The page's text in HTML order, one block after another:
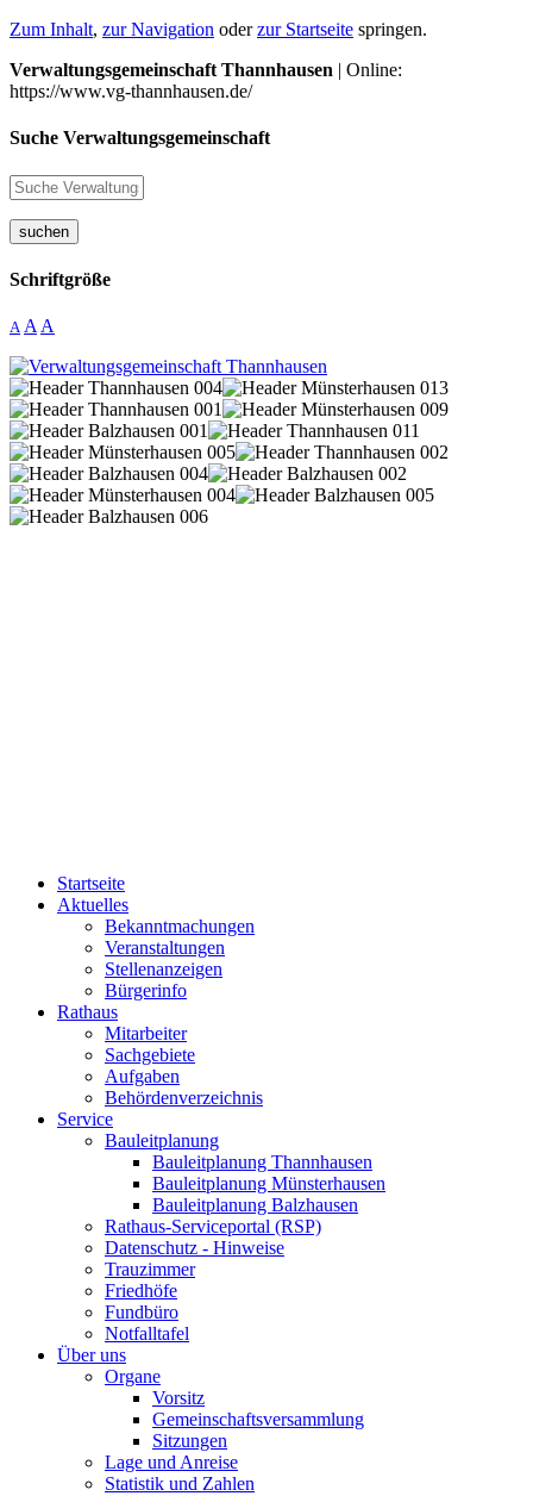
Zum Inhalt, zur Navigation oderzur Startseite springen.
Verwaltungsgemeinschaft Thannhausen | Online:
https://www.vg-thannhausen.de/
Suche Verwaltungsgemeinschaft
suchen
Schriftgröße
A A A
Startseite
Aktuelles
Bekanntmachungen
Veranstaltungen
Stellenanzeigen
Bürgerinfo
Rathaus
Mitarbeiter
Sachgebiete
Aufgaben
Behördenverzeichnis
Service
Bauleitplanung
Bauleitplanung Thannhausen
Bauleitplanung Münsterhausen
Bauleitplanung Balzhausen
Rathaus-Serviceportal (RSP)
Datenschutz - Hinweise
Trauzimmer
Friedhöfe
Fundbüro
Notfalltafel
Über uns
Organe
Vorsitz
Gemeinschaftsversammlung
Sitzungen
Lage und Anreise
Statistik und Zahlen